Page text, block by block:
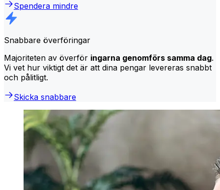
Spendera mindre
Snabbare överföringar
Majoriteten av överför ingarna genomförs samma dag.
Vi vet hur viktigt det är att dina pengar levereras snabbt
och pålitligt.
Skicka snabbare